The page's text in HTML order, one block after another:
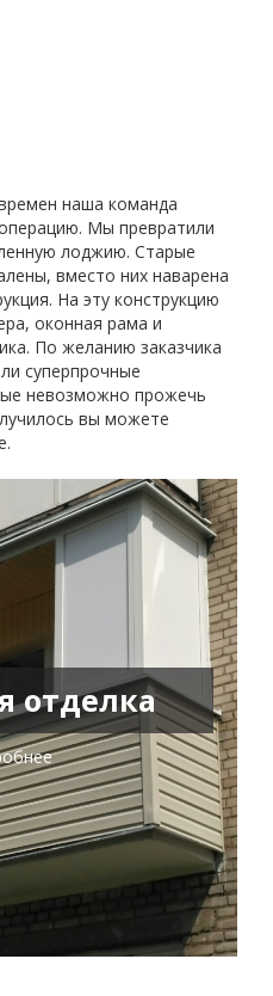
наша команда
Мы превратили
лоджию. Старые
вместо них наварена
На эту конструкцию
оконная рама и
По желанию заказчика
суперпрочные
невозможно прожечь
вы можете
отделка